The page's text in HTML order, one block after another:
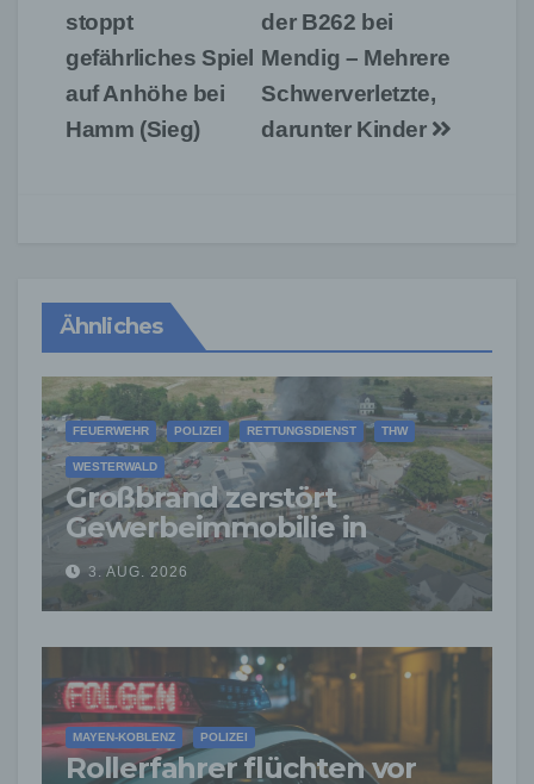
der B262 bei
Mendig – Mehrere
Schwerverletzte,
darunter Kinder
stoppt
gefährliches Spiel
auf Anhöhe bei
Hamm (Sieg)
Ähnliches
FEUERWEHR POLIZEI RETTUNGSDIENST THW
WESTERWALD
Großbrand zerstört
Gewerbeimmobilie in
Siershahn –
Millionenschaden
entstanden
3. AUG. 2026
MAYEN-KOBLENZ POLIZEI
Rollerfahrer flüchten vor